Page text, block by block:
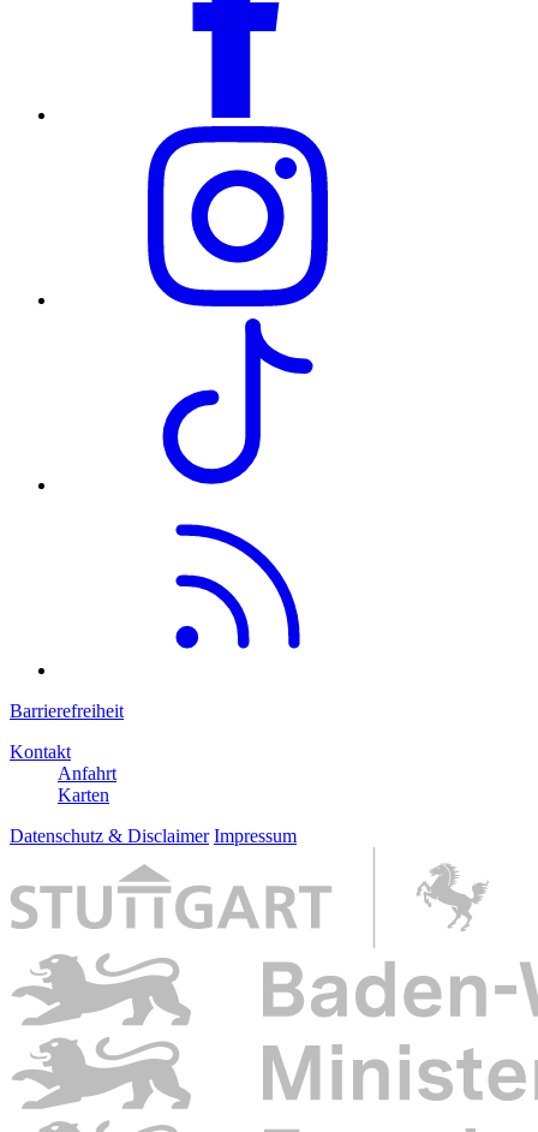
Barrierefreiheit
Kontakt
Anfahrt
Karten
Datenschutz & Disclaimer Impressum